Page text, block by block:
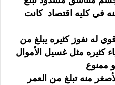
اخر سنه في كليه اقتصاد كانت
له نفوز كثيره يبلغ من
كثيره مثل غسيل الأموال
ممنوع
منه تبلغ من العمر